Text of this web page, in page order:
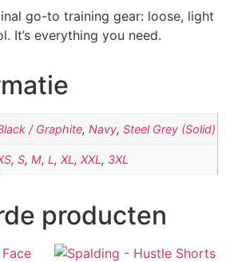
go-to training gear: loose, light
It’s everything you need.
/ Graphite, Navy, Steel Grey (Solid)
, S, M, L, XL, XXL, 3XL
producten